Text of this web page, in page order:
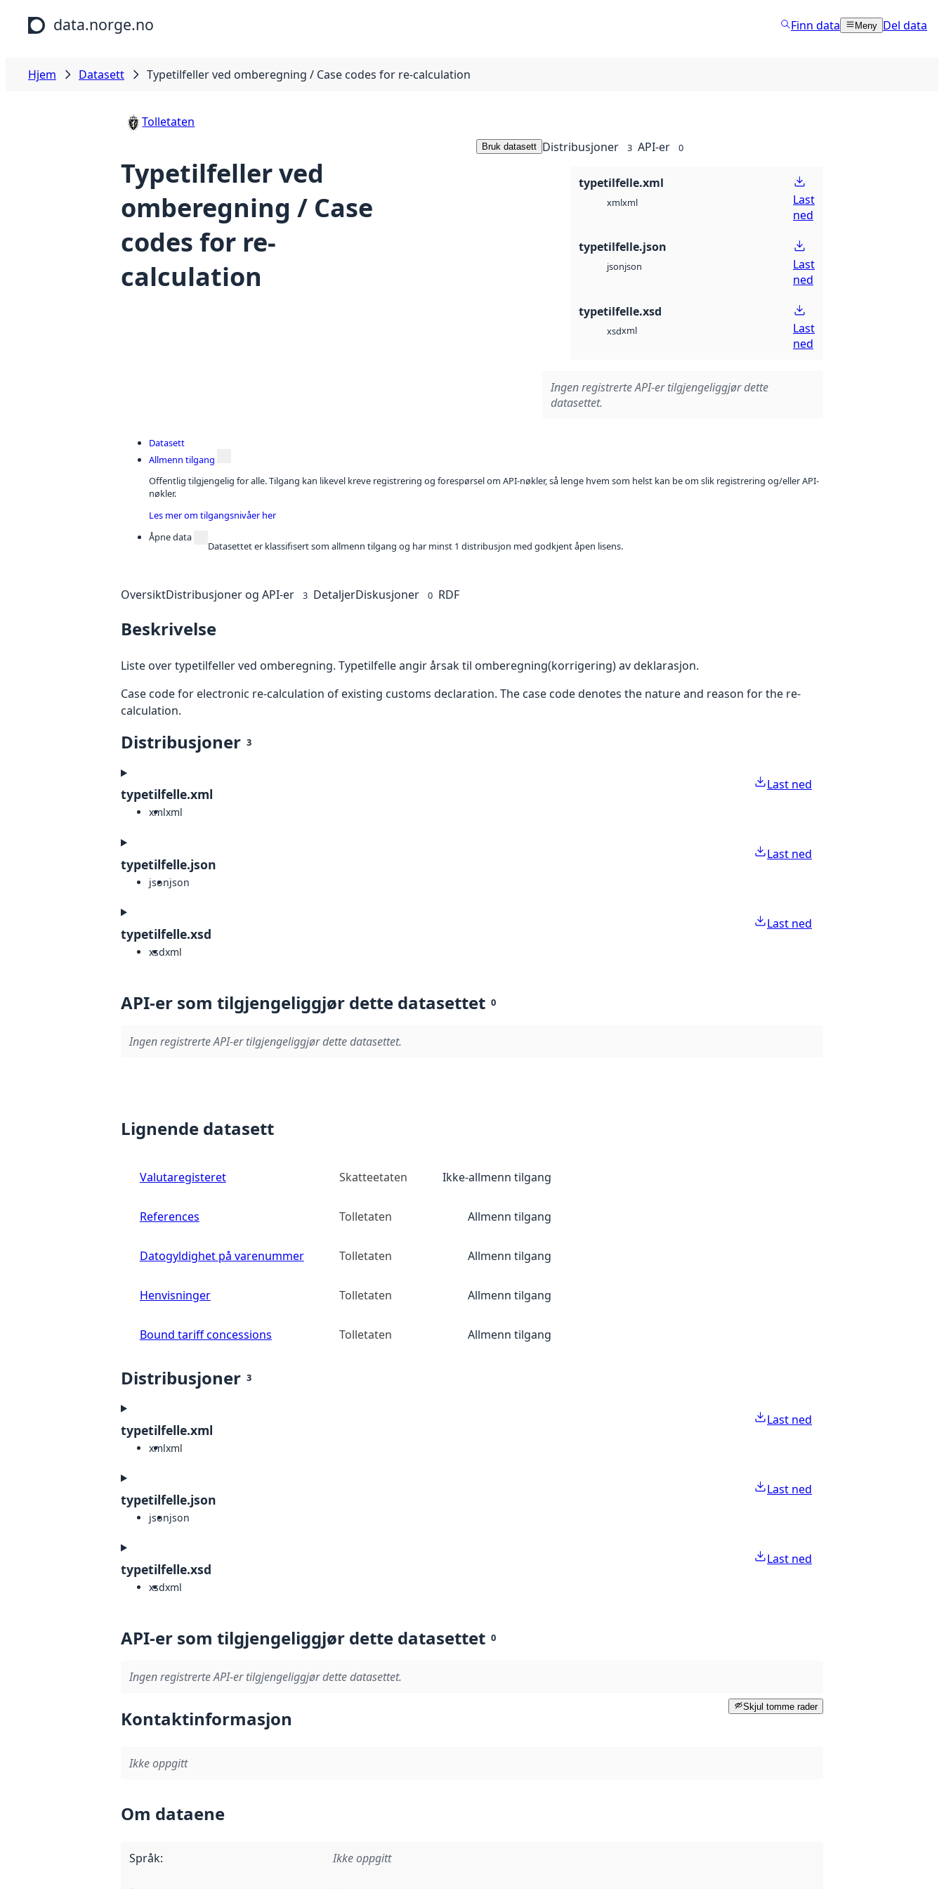
Hopp til hovedinnhold
data.norge.no Finn data Meny Del data
Hjem Datasett Typetilfeller ved omberegning / Case codes for re-calculation
Tolletaten
Typetilfeller ved
omberegning / Case
codes for re-
calculation
Bruk datasett Distribusjoner 3 API-er 0
typetilfelle.xml
xmlxml
Last
ned
typetilfelle.json
jsonjson
Last
ned
typetilfelle.xsd
xsdxml
Last
ned
Ingen registrerte API-er tilgjengeliggjør dette
datasettet.
Datasett
Allmenn tilgang
Offentlig tilgjengelig for alle. Tilgang kan likevel kreve registrering og forespørsel om API-nøkler, så lenge hvem som helst kan be om slik registrering og/eller API-
nøkler.
Les mer om tilgangsnivåer her
Åpne data
Datasettet er klassifisert som allmenn tilgang og har minst 1 distribusjon med godkjent åpen lisens.
OversiktDistribusjoner og API-er 3 DetaljerDiskusjoner 0 RDF
Beskrivelse
Liste over typetilfeller ved omberegning. Typetilfelle angir årsak til omberegning(korrigering) av deklarasjon.
Case code for electronic re-calculation of existing customs declaration. The case code denotes the nature and reason for the re-
calculation.
Distribusjoner 3
typetilfelle.xml
xmlxml
Last ned
typetilfelle.json
jsonjson
Last ned
typetilfelle.xsd
xsdxml
Last ned
API-er som tilgjengeliggjør dette datasettet 0
Ingen registrerte API-er tilgjengeliggjør dette datasettet.
Lignende datasett
Valutaregisteret Skatteetaten Ikke-allmenn tilgang
References Tolletaten Allmenn tilgang
Datogyldighet på varenummer Tolletaten Allmenn tilgang
Henvisninger Tolletaten Allmenn tilgang
Bound tariff concessions Tolletaten Allmenn tilgang
Distribusjoner 3
typetilfelle.xml
xmlxml
Last ned
typetilfelle.json
jsonjson
Last ned
typetilfelle.xsd
xsdxml
Last ned
API-er som tilgjengeliggjør dette datasettet 0
Ingen registrerte API-er tilgjengeliggjør dette datasettet.
Skjul tomme rader
Kontaktinformasjon
Ikke oppgitt
Om dataene
Språk: Ikke oppgitt